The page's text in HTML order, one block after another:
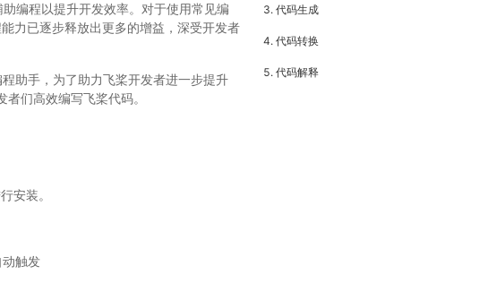
3. 代码生成
4. 代码转换
5. 代码解释
编程以提升开发效率。对于使用常见编
力已逐步释放出更多的增益，深受开发者
助手，为了助力飞桨开发者进一步提升
者们高效编写飞桨代码。
安装。
触发